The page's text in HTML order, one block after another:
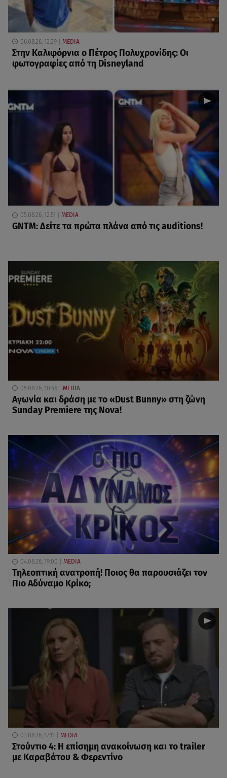
06.08.26, 12:29 MEDIA
Στην Καλιφόρνια ο Πέτρος Πολυχρονίδης: Οι
φωτογραφίες από τη Disneyland
05.08.26, 12:51 MEDIA
GNTM: Δείτε τα πρώτα πλάνα από τις auditions!
05.08.26, 10:46 MEDIA
Αγωνία και δράση με το «Dust Bunny» στη ζώνη
Sunday Premiere της Nova!
04.08.26, 19:00 MEDIA
Τηλεοπτική ανατροπή! Ποιος θα παρουσιάζει τον
Πιο Αδύναμο Κρίκο;
03.08.26, 17:11 MEDIA
Στούντιο 4: Η επίσημη ανακοίνωση και το trailer
με Καραβάτου & Φερεντίνο